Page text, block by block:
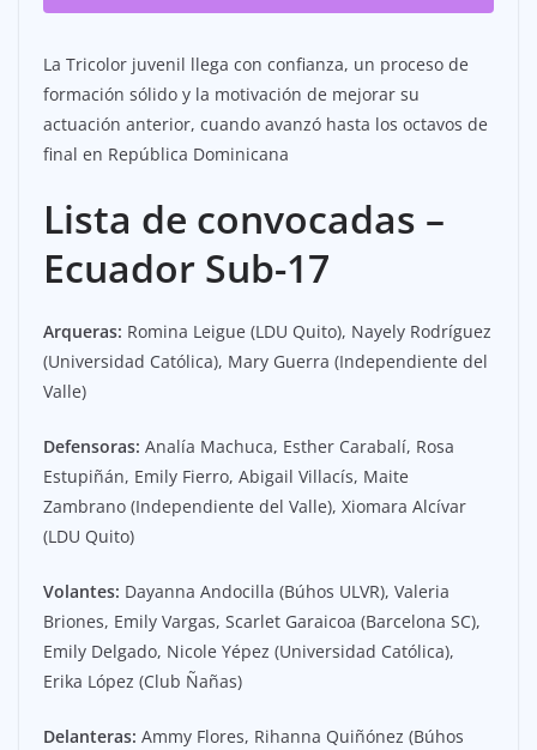
La Tricolor juvenil llega con confianza, un proceso de
formación sólido y la motivación de mejorar su
actuación anterior, cuando avanzó hasta los octavos de
final en República Dominicana
Lista de convocadas –
Ecuador Sub-17
Arqueras: Romina Leigue (LDU Quito), Nayely Rodríguez
(Universidad Católica), Mary Guerra (Independiente del
Valle)
Defensoras: Analía Machuca, Esther Carabalí, Rosa
Estupiñán, Emily Fierro, Abigail Villacís, Maite
Zambrano (Independiente del Valle), Xiomara Alcívar
(LDU Quito)
Volantes: Dayanna Andocilla (Búhos ULVR), Valeria
Briones, Emily Vargas, Scarlet Garaicoa (Barcelona SC),
Emily Delgado, Nicole Yépez (Universidad Católica),
Erika López (Club Ñañas)
Delanteras: Ammy Flores, Rihanna Quiñónez (Búhos